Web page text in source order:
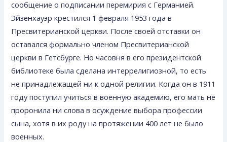
сообщение о подписании перемирия с Германией.
Эйзенхауэр крестился 1 февраля 1953 года в
Пресвитерианской церкви. После своей отставки он
оставался формально членом Пресвитерианской
церкви в Гетсбурге. Но часовня в его президентской
библиотеке была сделана интеррелигиозной, то есть
не принадлежащей ни к одной религии. Когда он в 1911
году поступил учиться в военную академию, его мать не
проронила ни слова в осуждение выбора профессии
сына, хотя в их роду на протяжении 400 лет не было
военных.